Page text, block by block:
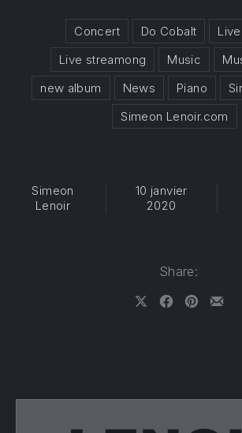
Concert Do Cobalt
Live streamong
Music
new album
News Piano
Simeon Lenoir.com
Simeon
Lenoir
10 janvier
2020
Share: